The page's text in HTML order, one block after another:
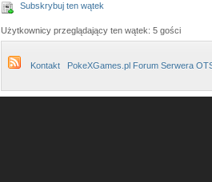
Subskrybuj ten wątek
Użytkownicy przeglądający ten wątek: 5 gości
Kontakt PokeXGames.pl Forum Serwera